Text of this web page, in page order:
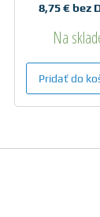
8,75€ bez
Na
Pridať do